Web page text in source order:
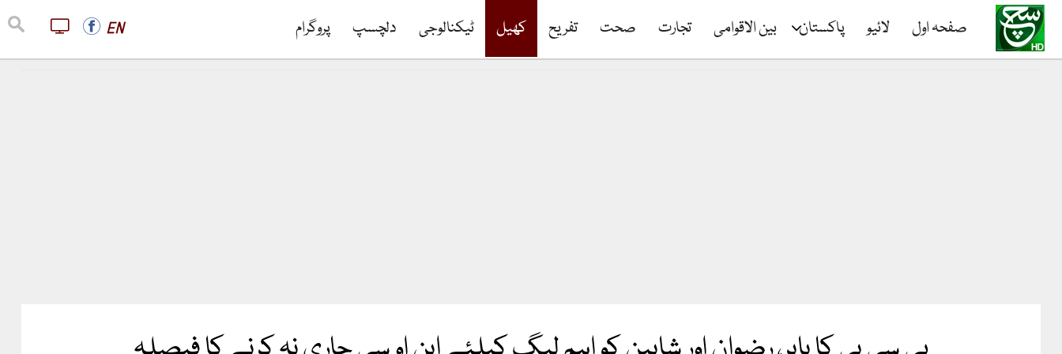
صفحہ اول لائیو پاکستان بین الاقوامی تجارت صحت تفریح کھیل ٹیکنالوجی دلچسپ پروگرام EN